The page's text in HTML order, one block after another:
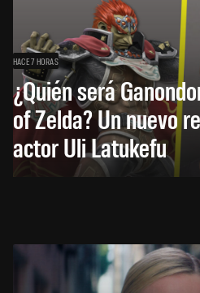
HACE 7 HORAS
¿Quién será
of Zelda? Un nuevo
actor Uli Latukefu